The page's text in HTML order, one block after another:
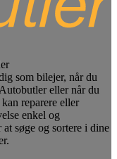
som bilejer, når du
eller når du
reparere eller
enkel og
søge og sortere i dine